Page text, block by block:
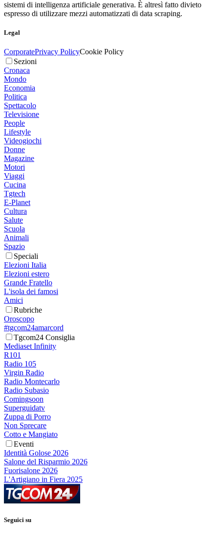
sistemi di intelligenza artificiale generativa. È altresì fatto divieto
espresso di utilizzare mezzi automatizzati di data scraping.
Legal
CorporatePrivacy PolicyCookie Policy
Sezioni
Cronaca
Mondo
Economia
Politica
Spettacolo
Televisione
People
Lifestyle
Videogiochi
Donne
Magazine
Motori
Viaggi
Cucina
Tgtech
E-Planet
Cultura
Salute
Scuola
Animali
Spazio
Speciali
Elezioni Italia
Elezioni estero
Grande Fratello
L'isola dei famosi
Amici
Rubriche
Oroscopo
#tgcom24amarcord
Tgcom24 Consiglia
Mediaset Infinity
R101
Radio 105
Virgin Radio
Radio Montecarlo
Radio Subasio
Comingsoon
Superguidatv
Zuppa di Porro
Non Sprecare
Cotto e Mangiato
Eventi
Identità Golose 2026
Salone del Risparmio 2026
Fuorisalone 2026
L'Artigiano in Fiera 2025
Seguici su